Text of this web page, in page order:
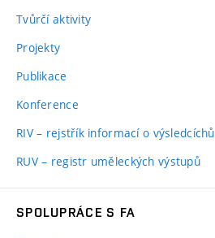
Tvůrčí aktivity
Projekty
Publikace
Konference
RIV – rejstřík informací o výsledcíchů
RUV – registr uměleckých výstupů
SPOLUPRÁCE S FA